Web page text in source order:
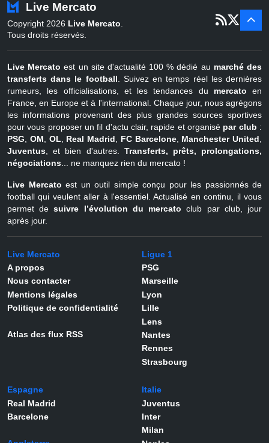
Belgique
juil - 31
Live Mercato
Copyright 2026 Live Mercato.
Tous droits réservés.
Live Mercato est un site d'actualité 100 % dédié au marché des
transferts dans le football. Suivez en temps réel les dernières
rumeurs, les officialisations, et les tendances du mercato en
France, en Europe et à l'international. Chaque jour, nous agrégons
les informations provenant des plus grandes sources sportives
pour vous proposer un fil d'actu clair, rapide et organisé par club :
PSG, OM, OL, Real Madrid, FC Barcelone, Manchester United,
Juventus, et bien d'autres. Transferts, prêts, prolongations,
négociations... ne manquez rien du mercato !
Live Mercato est un outil simple conçu pour les passionnés de
football qui veulent aller à l'essentiel. Actualisé en continu, il vous
permet desuivre l’évolution du mercato club par club, jour
après jour.
Live Mercato
A propos
Nous contacter
Mentions légales
Politique de confidentialité
Atlas des flux RSS
Ligue 1
PSG
Marseille
Lyon
Lille
Lens
Nantes
Rennes
Strasbourg
Espagne
Real Madrid
Barcelone
Italie
Juventus
Inter
Milan